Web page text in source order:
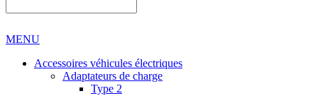
MENU
Accessoires véhicules électriques
Adaptateurs de charge
Type 2